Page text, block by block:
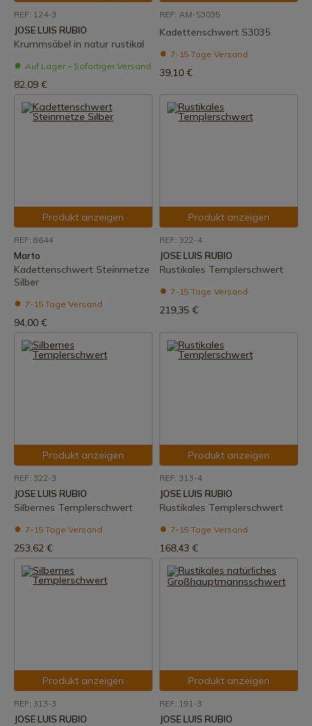
REF: 124-3
JOSE LUIS RUBIO
Krummsäbel in natur rustikal
Auf Lager – Sofortiger Versand
82,09 €
REF: AM-S3035
Kadettenschwert S3035
7-15 Tage Versand
39,10 €
Produkt anzeigen
REF: 8644
Marto
Kadettenschwert Steinmetze
Silber
7-15 Tage Versand
94,00 €
Produkt anzeigen
REF: 322-4
JOSE LUIS RUBIO
Rustikales Templerschwert
7-15 Tage Versand
219,35 €
Produkt anzeigen
REF: 322-3
JOSE LUIS RUBIO
Silbernes Templerschwert
7-15 Tage Versand
253,62 €
Produkt anzeigen
REF: 313-4
JOSE LUIS RUBIO
Rustikales Templerschwert
7-15 Tage Versand
168,43 €
Produkt anzeigen
REF: 313-3
JOSE LUIS RUBIO
Produkt anzeigen
REF: 191-3
JOSE LUIS RUBIO